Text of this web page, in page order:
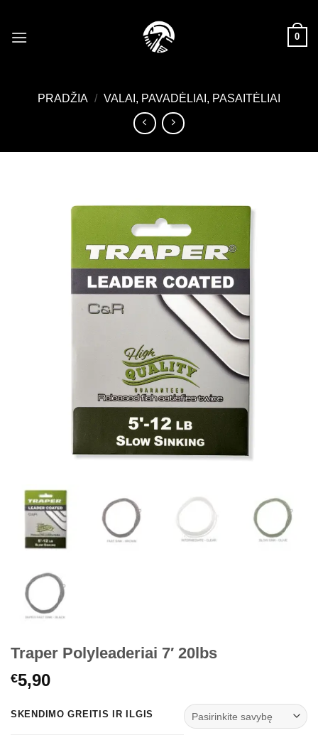
content
0
PRADŽIA / VALAI, PAVADĖLIAI, PASAITĖLIAI
Traper Polyleaderiai 7′ 20lbs
€5,90
SKENDIMO GREITIS IR ILGIS